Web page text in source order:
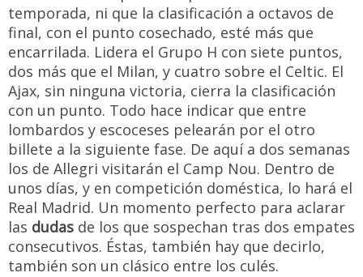
temporada, ni que la clasificación a octavos de
final, con el punto cosechado, esté más que
encarrilada. Lidera el Grupo H con siete puntos,
dos más que el Milan, y cuatro sobre el Celtic. El
Ajax, sin ninguna victoria, cierra la clasificación
con un punto. Todo hace indicar que entre
lombardos y escoceses pelearán por el otro
billete a la siguiente fase. De aquí a dos semanas
los de Allegri visitarán el Camp Nou. Dentro de
unos días, y en competición doméstica, lo hará el
Real Madrid. Un momento perfecto para aclarar
las dudas de los que sospechan tras dos empates
consecutivos. Éstas, también hay que decirlo,
también son un clásico entre los culés.